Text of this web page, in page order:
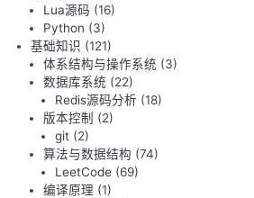
Lua源码 (16)
Python (3)
基础知识 (121)
体系结构与操作系统 (3)
数据库系统 (22)
Redis源码分析 (18)
版本控制 (2)
git (2)
算法与数据结构 (74)
LeetCode (69)
编译原理 (1)